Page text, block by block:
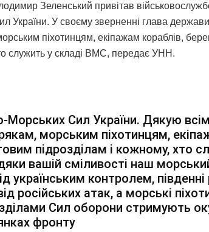
Зеленський привітав
України. У своєму зверненні глава
піхотинцям, екіпажам кораблів,
служить у складі ВМС, передає УНН.
Морських Сил України. Дякую
морським піхотинцям,
підрозділам і кожному, хто
вашій сміливості наш
українським контролем, південні
російських атак, а морські
Сил оборони стримують
фронту